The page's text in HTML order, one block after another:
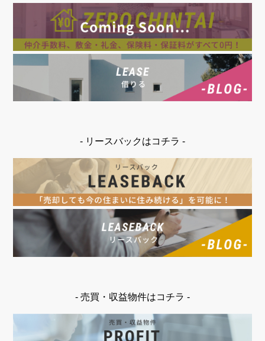
- リースバックはコチラ -
- 売買・収益物件はコチラ -